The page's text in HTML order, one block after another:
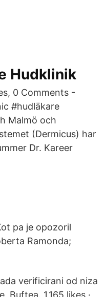
Hudklinik
0 Comments -
#hudläkare
Malmö och
(Dermicus) har
Dr. Kareer
pa je opozoril
Ramonda;
verificirani od niza
Buftea. 1,165 likes ·